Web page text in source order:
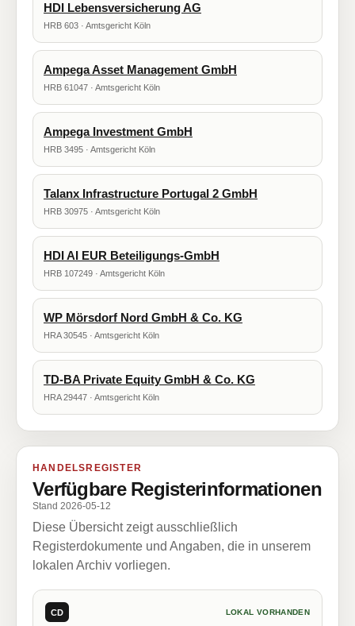
HDI Lebensversicherung AG
HRB 603 · Amtsgericht Köln
Ampega Asset Management GmbH
HRB 61047 · Amtsgericht Köln
Ampega Investment GmbH
HRB 3495 · Amtsgericht Köln
Talanx Infrastructure Portugal 2 GmbH
HRB 30975 · Amtsgericht Köln
HDI AI EUR Beteiligungs-GmbH
HRB 107249 · Amtsgericht Köln
WP Mörsdorf Nord GmbH & Co. KG
HRA 30545 · Amtsgericht Köln
TD-BA Private Equity GmbH & Co. KG
HRA 29447 · Amtsgericht Köln
HANDELSREGISTER
Verfügbare Registerinformationen
Stand 2026-05-12
Diese Übersicht zeigt ausschließlich
Registerdokumente und Angaben, die in unserem
lokalen Archiv vorliegen.
CD LOKAL VORHANDEN